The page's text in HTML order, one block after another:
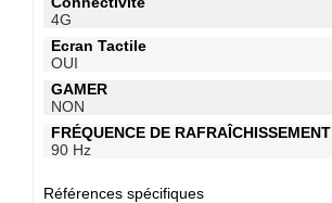
4G
Ecran Tactile
OUI
GAMER
NON
FRÉQUENCE DE RAFRAÎCHISSEMENT
90 Hz
Références spécifiques